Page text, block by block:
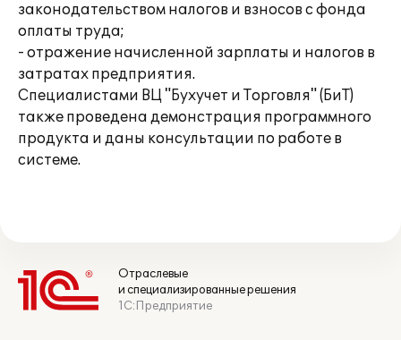
законодательством налогов и взносов с фонда
оплаты труда;
- отражение начисленной зарплаты и налогов в
затратах предприятия.
Специалистами ВЦ "Бухучет и Торговля" (БиТ)
также проведена демонстрация программного
продукта и даны консультации по работе в
системе.
Отраслевые
и специализированные решения
1С:Предприятие